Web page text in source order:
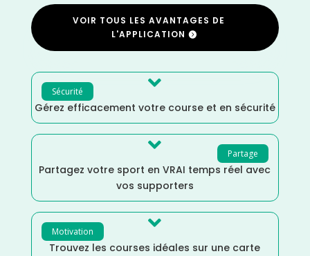
VOIR TOUS LES AVANTAGES DE
L'APPLICATION
Sécurité 
Gérez efficacement votre course et en sécurité
Partage

Partagez votre sport en VRAI temps réel avec
vos supporters
Motivation 
Trouvez les courses idéales sur une carte